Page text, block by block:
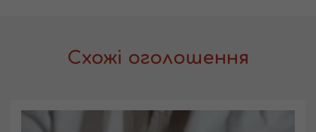
Схожі оголошення